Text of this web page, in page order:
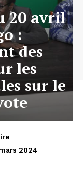
20 avril
:
des
les
sur le
2024